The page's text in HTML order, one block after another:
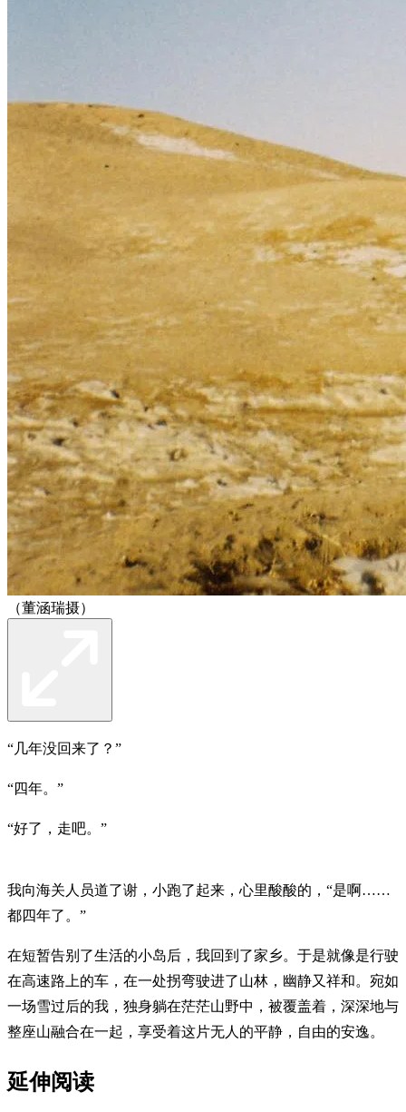
（董涵瑞摄）
“几年没回来了？”
“四年。”
“好了，走吧。”
我向海关人员道了谢，小跑了起来，心里酸酸的，“是啊……
都四年了。”
在短暂告别了生活的小岛后，我回到了家乡。于是就像是行驶
在高速路上的车，在一处拐弯驶进了山林，幽静又祥和。宛如
一场雪过后的我，独身躺在茫茫山野中，被覆盖着，深深地与
整座山融合在一起，享受着这片无人的平静，自由的安逸。
延伸阅读